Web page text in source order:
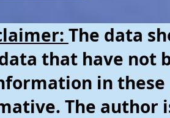
The data
that have not
in these
The author